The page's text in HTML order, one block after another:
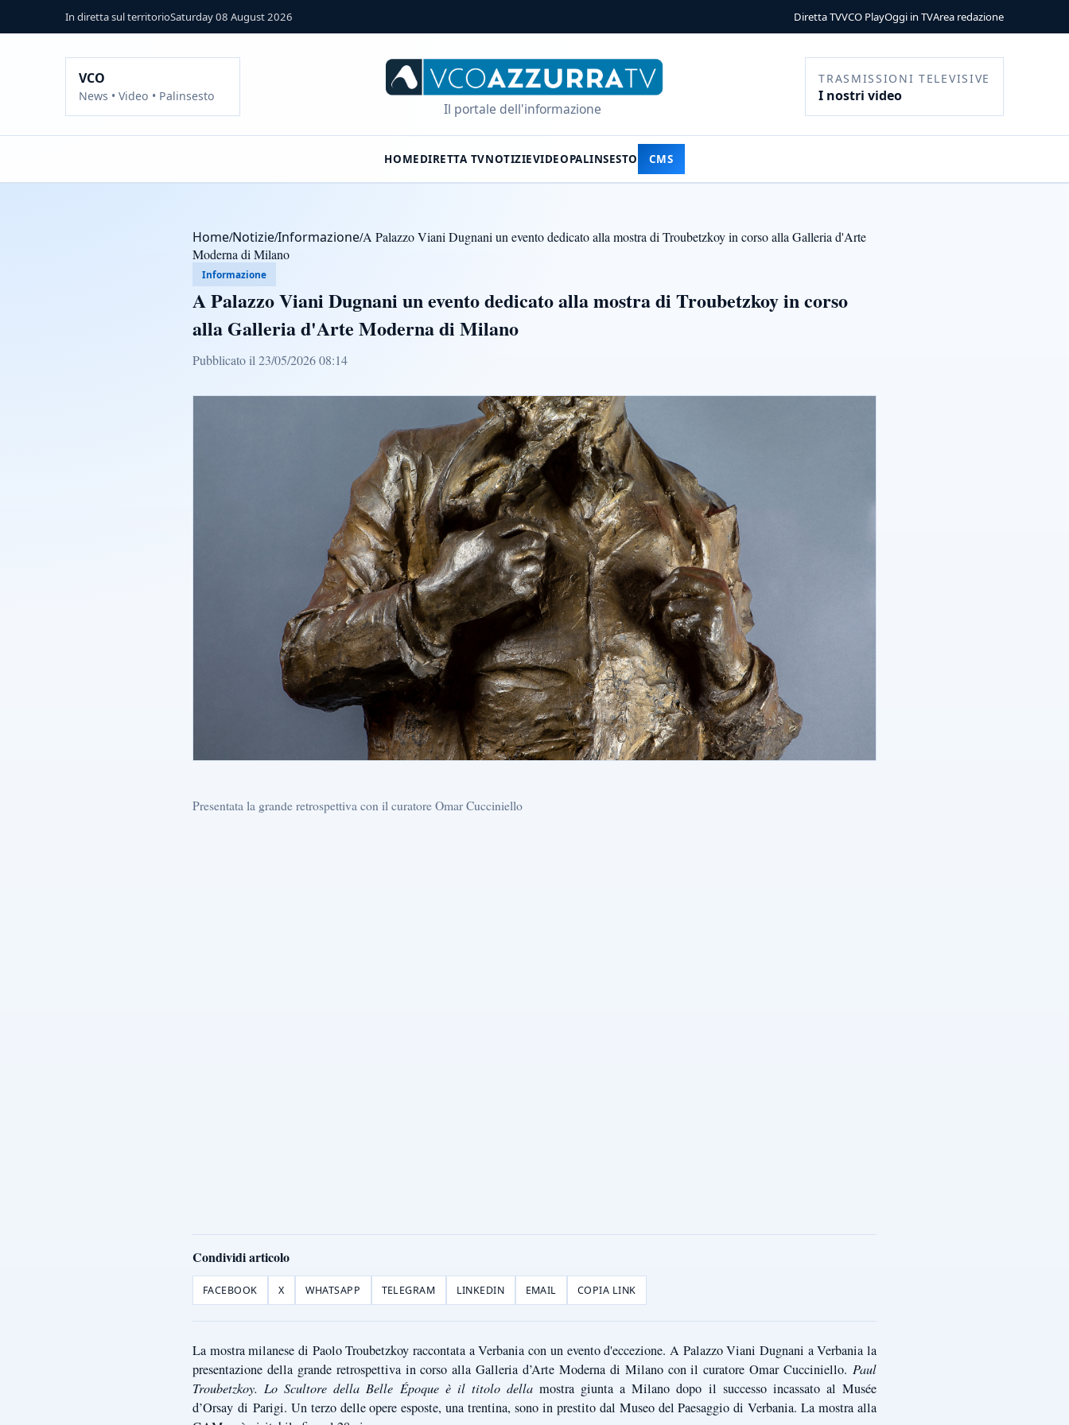
In diretta sul territorioSaturday 08 August 2026 Diretta TVVCO PlayOggi in TVArea redazione
VCO
News • Video • Palinsesto
Il portale dell'informazione
TRASMISSIONI TELEVISIVE
I nostri video
HOMEDIRETTA TVNOTIZIEVIDEOPALINSESTO CMS
Home/Notizie/Informazione/A Palazzo Viani Dugnani un evento dedicato alla mostra di Troubetzkoy in corso alla Galleria d'Arte
Moderna di Milano
Informazione
A Palazzo Viani Dugnani un evento dedicato alla mostra di Troubetzkoy in corso
alla Galleria d'Arte Moderna di Milano
Pubblicato il 23/05/2026 08:14
Presentata la grande retrospettiva con il curatore Omar Cucciniello
Condividi articolo
FACEBOOK X WHATSAPP TELEGRAM LINKEDIN EMAIL COPIA LINK
La mostra milanese di Paolo Troubetzkoy raccontata a Verbania con un evento d'eccezione. A Palazzo Viani Dugnani a Verbania la
presentazione della grande retrospettiva in corso alla Galleria d’Arte Moderna di Milano con il curatore Omar Cucciniello. Paul
Troubetzkoy. Lo Scultore della Belle Époque è il titolo dellamostra giunta a Milano dopo il successo incassato al Musée
d’Orsay di Parigi. Un terzo delle opere esposte, una trentina, sono in prestito dal Museo del Paesaggio di Verbania. La mostra alla